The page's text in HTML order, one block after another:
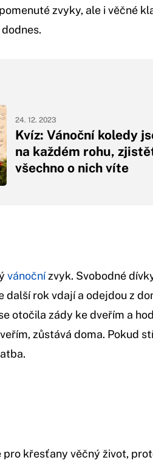
zvyky, ale i věčné
Kvíz: Vánoční koledy
na každém rohu,
všechno o nich víte
24. 12. 2023
vánočnízvyk. Svobodné
další rok vdají a odejdou z
otočila zády ke dveřím a
zůstává doma. Pokud
křesťany věčný život,